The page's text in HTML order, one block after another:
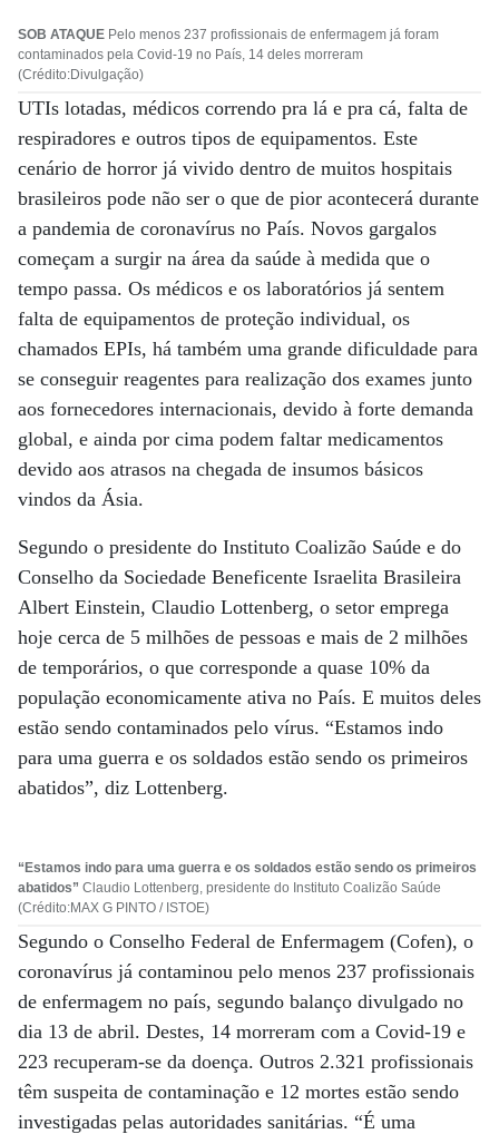
SOB ATAQUE Pelo menos 237 profissionais de enfermagem já foram
contaminados pela Covid-19 no País, 14 deles morreram
(Crédito:Divulgação)
UTIs lotadas, médicos correndo pra lá e pra cá, falta de
respiradores e outros tipos de equipamentos. Este
cenário de horror já vivido dentro de muitos hospitais
brasileiros pode não ser o que de pior acontecerá durante
a pandemia de coronavírus no País. Novos gargalos
começam a surgir na área da saúde à medida que o
tempo passa. Os médicos e os laboratórios já sentem
falta de equipamentos de proteção individual, os
chamados EPIs, há também uma grande dificuldade para
se conseguir reagentes para realização dos exames junto
aos fornecedores internacionais, devido à forte demanda
global, e ainda por cima podem faltar medicamentos
devido aos atrasos na chegada de insumos básicos
vindos da Ásia.
Segundo o presidente do Instituto Coalizão Saúde e do
Conselho da Sociedade Beneficente Israelita Brasileira
Albert Einstein, Claudio Lottenberg, o setor emprega
hoje cerca de 5 milhões de pessoas e mais de 2 milhões
de temporários, o que corresponde a quase 10% da
população economicamente ativa no País. E muitos deles
estão sendo contaminados pelo vírus. “Estamos indo
para uma guerra e os soldados estão sendo os primeiros
abatidos”, diz Lottenberg.
“Estamos indo para uma guerra e os soldados estão sendo os primeiros
abatidos” Claudio Lottenberg, presidente do Instituto Coalizão Saúde
(Crédito:MAX G PINTO / ISTOE)
Segundo o Conselho Federal de Enfermagem (Cofen), o
coronavírus já contaminou pelo menos 237 profissionais
de enfermagem no país, segundo balanço divulgado no
dia 13 de abril. Destes, 14 morreram com a Covid-19 e
223 recuperam-se da doença. Outros 2.321 profissionais
têm suspeita de contaminação e 12 mortes estão sendo
investigadas pelas autoridades sanitárias. “É uma